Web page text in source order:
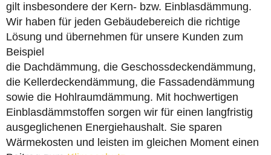
gilt insbesondere der Kern- bzw. Einblasdämmung.
Wir haben für jeden Gebäudebereich die richtige
Lösung und übernehmen für unsere Kunden zum
Beispiel
die Dachdämmung, die Geschossdeckendämmung,
die Kellerdeckendämmung, die Fassadendämmung
sowie die Hohlraumdämmung. Mit hochwertigen
Einblasdämmstoffen sorgen wir für einen langfristig
ausgeglichenen Energiehaushalt. Sie sparen
Wärmekosten und leisten im gleichen Moment einen